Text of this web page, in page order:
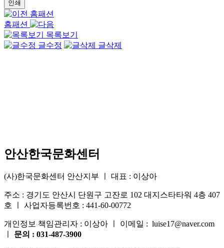
인쇄
홈패션
홈패션
목록보기
글수정
글삭제
안산한국문화센터
(사)한국문화센터 안산지부 ㅣ 대표 : 이상아
주소 : 경기도 안산시 단원구 고잔로 102 대지스타타워 4층 407
호 ㅣ 사업자등록번호 : 441-60-00772
개인정보 책임관리자 : 이상아 ㅣ 이메일 : luise17@naver.com
문의 : 031-487-3900